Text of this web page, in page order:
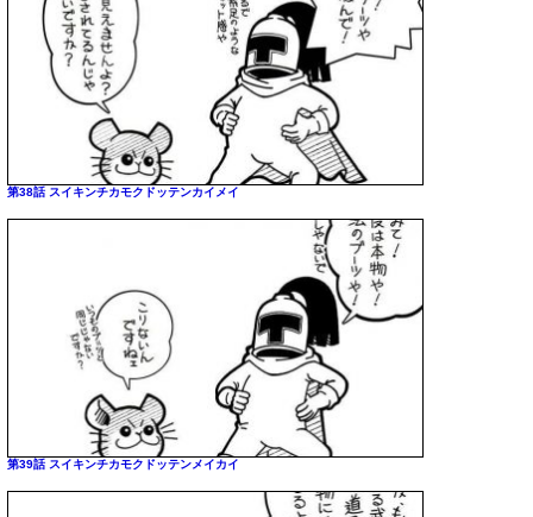
第38話 スイキンチカモクドッテンカイメイ
第39話 スイキンチカモクドッテンメイカイ